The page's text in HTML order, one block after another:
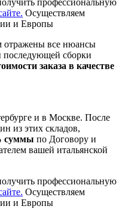
профессиональную
Осуществляем
и Европы
отражены все нюансы
последующей сборки
заказа в качестве
и в Москве. После
из этих складов,
суммы по Договору и
вашей итальянской
профессиональную
Осуществляем
и Европы